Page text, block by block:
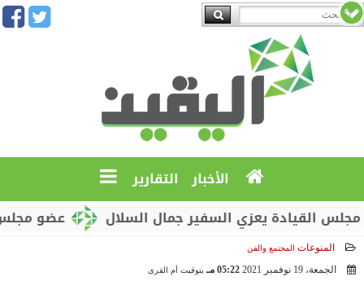
الأخبار التقارير
عضو مجلس
يعزي السفير جمال السلال
المنوعات المجتمع والفن
الجمعة، 19 نوفمبر 2021 05:22 مـ بتوقيت أم القرى